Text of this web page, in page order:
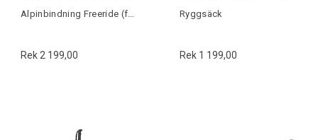
Alpinbindning Freeride (fast)
Rek 2 199,00
Ryggsäck
Rek 1 199,00